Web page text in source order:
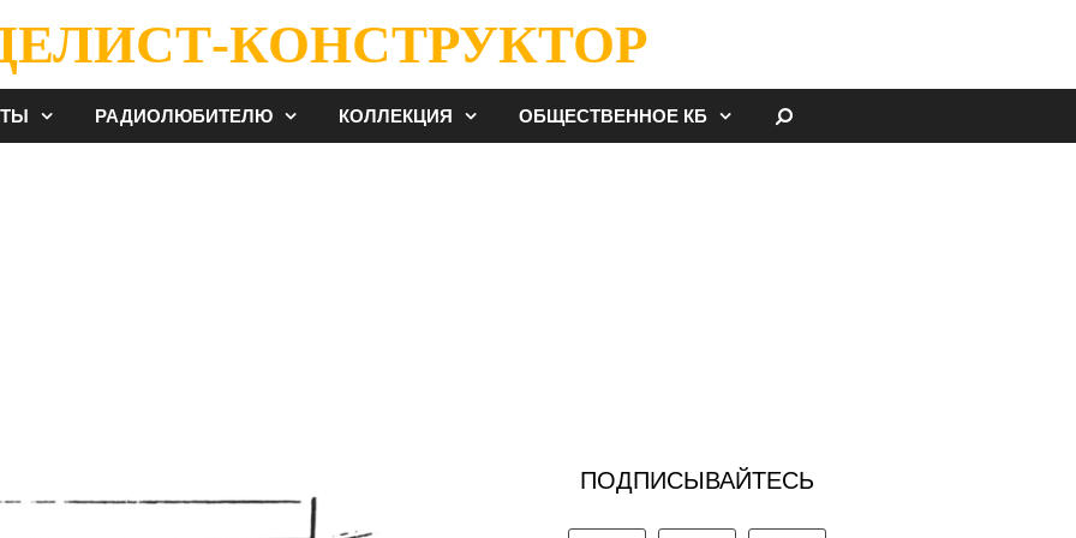
КОНСТРУКТОР
РАДИОЛЮБИТЕЛЮ КОЛЛЕКЦИЯ ОБЩЕСТВЕННОЕ КБ
ПОДПИСЫВАЙТЕСЬ